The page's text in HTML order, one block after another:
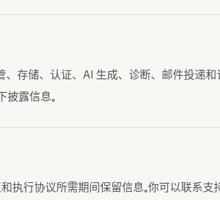
、存储、认证、AI 生成、诊断、邮件投递和
披露信息。
执行协议所需期间保留信息。你可以联系支